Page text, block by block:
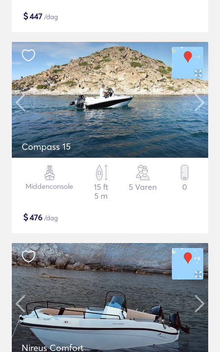
$447 /dag
Compass 15
Middenconsole
15 ft
5 m
5 Varen 0
$476 /dag
Nireus Comfort